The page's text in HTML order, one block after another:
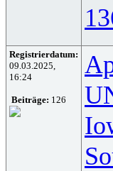
Registrierdatum:
09.03.2025,
16:24
Beiträge: 126